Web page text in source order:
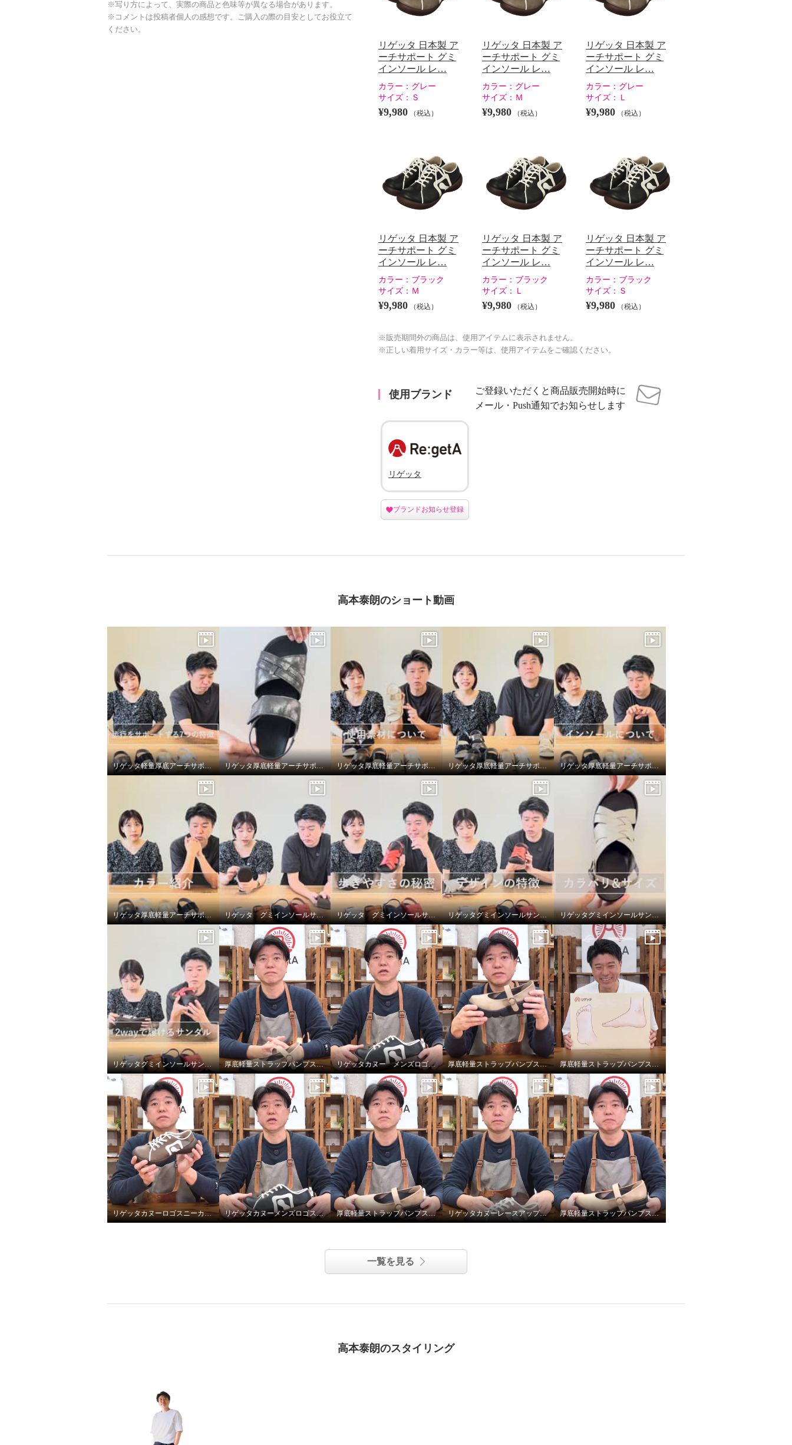
リゲッタ 日本製 アーチサポー
ト グミインソール レースアッ
プ ロゴスニーカー＜メンズ＞
グレー Ｓ
¥0
リゲッタ 日本製 アーチサポー
ト グミインソール レースアッ
プ ロゴスニーカー＜メンズ＞
グレー Ｍ
¥0
※写り方によって、実際の商品と色味等が異なる場合があります。
※コメントは投稿者個人の感想です。ご購入の際の目安としてお役立て
ください。
リゲッタ 日本製 ア
ーチサポート グミ
インソール レ…
カラー： グレー
サイズ： Ｓ
¥9,980 （税込）
リゲッタ 日本製 ア
ーチサポート グミ
インソール レ…
カラー： グレー
サイズ： Ｍ
¥9,980 （税込）
リゲッタ 日本製 ア
ーチサポート グミ
インソール レ…
カラー： グレー
サイズ：
Ｌ
¥9,980 （税込）
リゲッタ 日本製 ア
ーチサポート グミ
インソール レ…
カラー： ブラック
サイズ： Ｍ
¥9,980 （税込）
リゲッタ 日本製 ア
ーチサポート グミ
インソール レ…
カラー： ブラック
サイズ：
Ｌ
¥9,980 （税込）
リゲッタ 日本製 ア
ーチサポート グミ
インソール レ…
カラー： ブラック
サイズ： Ｓ
¥9,980 （税込）
※販売期間外の商品は、使用アイテムに表示されません。
※正しい着用サイズ・カラー等は、使用アイテムをご確認ください。
使用ブランド
ご登録いただくと商品販売開始時に
メール・Push通知でお知らせします
リゲッタ
ブランドお知らせ登録
高本泰朗のショート動画
リゲッタ軽量厚底アーチサポートサンダルの歩行をサポートする7つの特徴 リゲッタ厚底軽量アーチサポートサンダルのサイズの選び方 リゲッタ厚底軽量アーチサポートサンダルの大人っぽいメタリック使い リゲッタ厚底軽量アーチサポートサンダルの足が綺麗に見える工夫について リゲッタ厚底軽量アーチサポートサンダルの前後で弾力の違うもちもちインソールについて
リゲッタ厚底軽量アーチサポートサンダルのカラーバリエーション リゲッタ グミインソールサンダルのグミみたいなインソールについて リゲッタ グミインソールサンダルの歩きやすさの秘密 リゲッタグミインソールサンダルのアッパー リゲッタグミインソールサンダルのサイズ選び
リゲッタグミインソールサンダルの嬉しいポイント 厚底軽量ストラップパンプスのインソール リゲッタカヌー メンズロゴスニーカーのサイズ選びについて 厚底軽量ストラップパンプスのサイズ選び 厚底軽量ストラップパンプスのインソール
リゲッタカヌーロゴスニーカーのサイズ選び リゲッタカヌーメンズロゴスニーカーのデザインと素材 厚底軽量ストラップパンプスのアウトソール リゲッタカヌーレースアップロゴスニーカーのインソール 厚底軽量ストラップパンプスについて
一覧を見る
高本泰朗のスタイリング